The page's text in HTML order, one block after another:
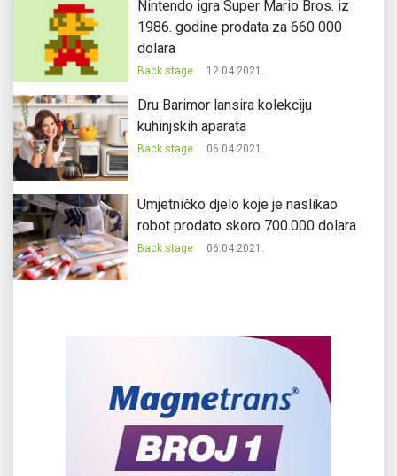
Nintendo igra Super Mario Bros. iz
1986. godine prodata za 660 000
dolara
Back stage 12.04.2021.
Dru Barimor lansira kolekciju
kuhinjskih aparata
Back stage 06.04.2021.
Umjetničko djelo koje je naslikao
robot prodato skoro 700.000 dolara
Back stage 06.04.2021.